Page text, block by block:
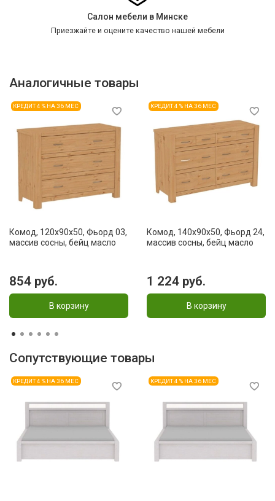
Салон мебели в Минске
Приезжайте и оцените качество нашей мебели
Аналогичные товары
КРЕДИТ 4 % НА 36 МЕС
Комод, 120x90x50, Фьорд 03,
массив сосны, бейц масло
854 руб.
В корзину
КРЕДИТ 4 % НА 36 МЕС
Комод, 140x90x50, Фьорд 24,
массив сосны, бейц масло
1 224 руб.
В корзину
Сопутствующие товары
КРЕДИТ 4 % НА 36 МЕС КРЕДИТ 4 % НА 36 МЕС